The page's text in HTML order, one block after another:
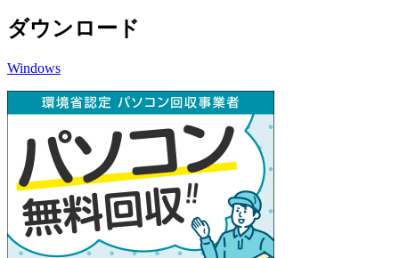
ダウンロード
Windows